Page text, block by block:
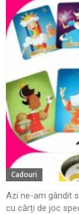
Cadouri
Azi ne-am gândit
cu cărți de joc